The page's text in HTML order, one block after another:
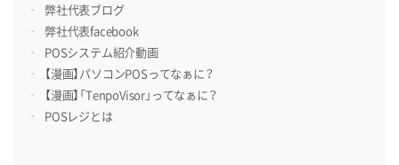
弊社代表ブログ
弊社代表facebook
POSシステム紹介動画
【漫画】パソコンPOSってなぁに？
【漫画】「TenpoVisor」ってなぁに？
POSレジとは